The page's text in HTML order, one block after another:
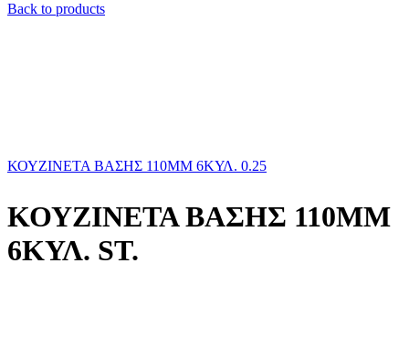
Back to products
ΚΟΥΖΙΝΕΤΑ ΒΑΣΗΣ 110ΜΜ 6ΚΥΛ. 0.25
ΚΟΥΖΙΝΕΤΑ ΒΑΣΗΣ 110ΜΜ
6ΚΥΛ. ST.